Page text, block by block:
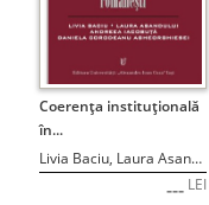
Coerenţa instituţională
în...
Livia Baciu, Laura Asandului, Andreea Iacobuţă, Daniela Corodeanu Agheorghiesei
--- LEI
STOC EPUIZAT